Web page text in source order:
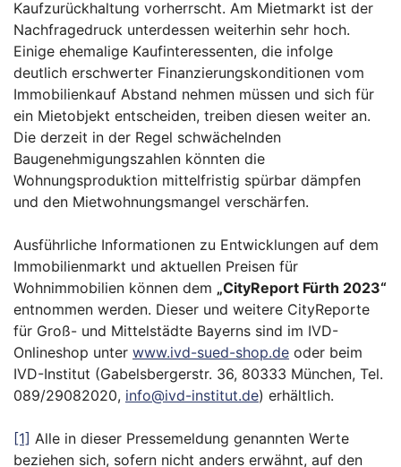
Kaufzurückhaltung vorherrscht. Am Mietmarkt ist der
Nachfragedruck unterdessen weiterhin sehr hoch.
Einige ehemalige Kaufinteressenten, die infolge
deutlich erschwerter Finanzierungskonditionen vom
Immobilienkauf Abstand nehmen müssen und sich für
ein Mietobjekt entscheiden, treiben diesen weiter an.
Die derzeit in der Regel schwächelnden
Baugenehmigungszahlen könnten die
Wohnungsproduktion mittelfristig spürbar dämpfen
und den Mietwohnungsmangel verschärfen.
Ausführliche Informationen zu Entwicklungen auf dem
Immobilienmarkt und aktuellen Preisen für
Wohnimmobilien können dem „CityReport Fürth 2023“
entnommen werden. Dieser und weitere CityReporte
für Groß- und Mittelstädte Bayerns sind im IVD-
Onlineshop unter www.ivd-sued-shop.de oder beim
IVD-Institut (Gabelsbergerstr. 36, 80333 München, Tel.
089/29082020, info@ivd-institut.de) erhältlich.
[1] Alle in dieser Pressemeldung genannten Werte
beziehen sich, sofern nicht anders erwähnt, auf den